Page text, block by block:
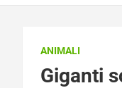
ANIMALI
Giganti